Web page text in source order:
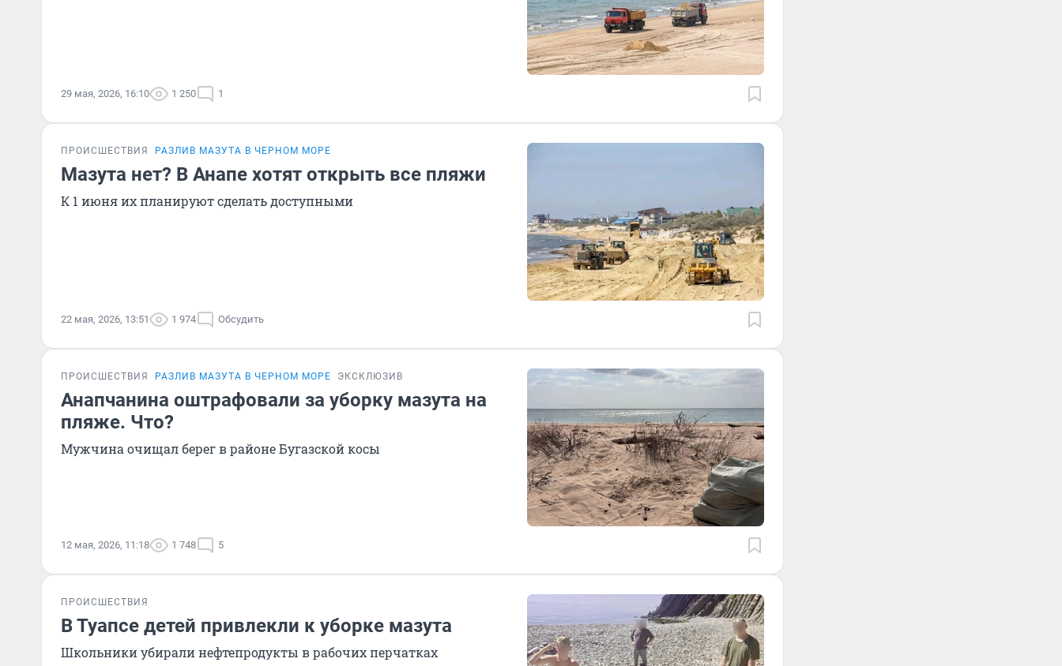
29 мая, 2026, 16:10 1 250 1
ПРОИСШЕСТВИЯ РАЗЛИВ МАЗУТА В ЧЕРНОМ МОРЕ
Мазута нет? В Анапе хотят открыть все пляжи
К 1 июня их планируют сделать доступными
22 мая, 2026, 13:51 1 974 Обсудить
ПРОИСШЕСТВИЯ РАЗЛИВ МАЗУТА В ЧЕРНОМ МОРЕ ЭКСКЛЮЗИВ
Анапчанина оштрафовали за уборку мазута на
пляже. Что?
Мужчина очищал берег в районе Бугазской косы
12 мая, 2026, 11:18 1 748 5
ПРОИСШЕСТВИЯ
В Туапсе детей привлекли к уборке мазута
Школьники убирали нефтепродукты в рабочих перчатках